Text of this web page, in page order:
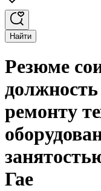
Найти
Резюме
ремонту
Гае